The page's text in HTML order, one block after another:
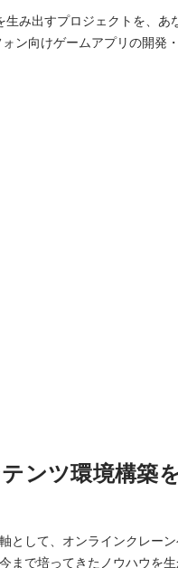
生み出すプロジェクトを、あ
のノウハウ、リアルタイム
ンツ環境構築
として、オンラインクレー
まで培ってきたノウハウを